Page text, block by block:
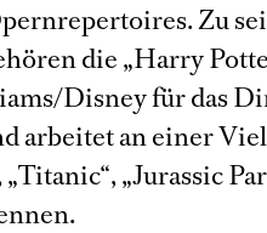
Zu
die „Harry
Disney für das
arbeitet an einer
„Jurassic